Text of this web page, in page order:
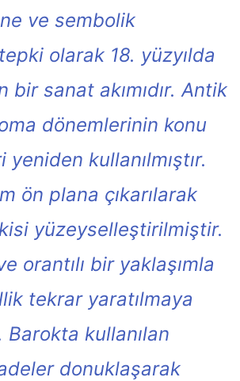
ve sembolik
olarak 18. yüzyılda
bir sanat akımıdır. Antik
dönemlerinin konu
kullanılmıştır.
ön plana çıkarılarak
yüzeyselleştirilmiştir.
orantılı bir yaklaşımla
tekrar yaratılmaya
Barokta kullanılan
donuklaşarak